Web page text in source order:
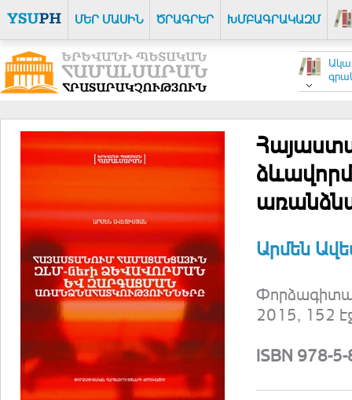
ՄԵՐ ՄԱՍԻՆ ԾՐԱԳՐԵՐ ԽՄԲԱԳՐԱԿԱԶՄ
Արմեն
2015, 152
ISBN 978-